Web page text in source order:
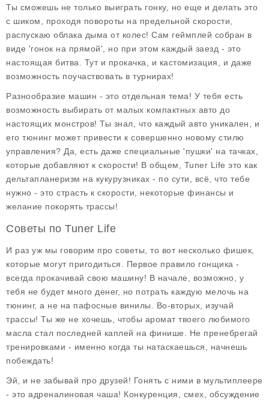
Ты сможешь не только выиграть гонку, но еще и делать это
с шиком, проходя повороты на предельной скорости,
распускаю облака дыма от колес! Сам геймплей собран в
виде 'гонок на прямой', но при этом каждый заезд - это
настоящая битва. Тут и прокачка, и кастомизация, и даже
возможность поучаствовать в турнирах!
Разнообразие машин - это отдельная тема! У тебя есть
возможность выбирать от малых компактных авто до
настоящих монстров! Ты знал, что каждый авто уникален, и
его тюнинг может привести к совершенно новому стилю
управления? Да, есть даже специальные 'пушки' на тачках,
которые добавляют к скорости! В общем, Tuner Life это как
дельтапланеризм на кукурузниках - по сути, всё, что тебе
нужно - это страсть к скорости, некоторые финансы и
желание покорять трассы!
Советы по Tuner Life
И раз уж мы говорим про советы, то вот несколько фишек,
которые могут пригодиться. Первое правило гонщика -
всегда прокачивай свою машину! В начале, возможно, у
тебя не будет много денег, но потрать каждую мелочь на
тюнинг, а не на пафосные винилы. Во-вторых, изучай
трассы! Ты же не хочешь, чтобы аромат твоего любимого
масла стал последней каплей на финише. Не пренебрегай
тренировками - именно когда ты натаскаешься, начнешь
побеждать!
Эй, и не забывай про друзей! Гонять с ними в мультиплеере
- это адреналиновая чаша! Конкуренция, смех, обсуждение